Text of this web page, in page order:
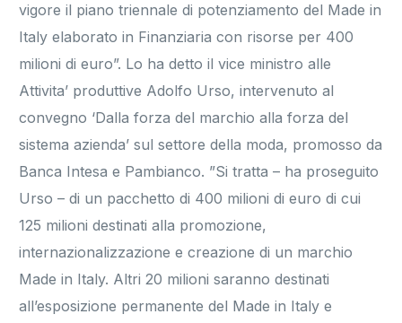
vigore il piano triennale di potenziamento del Made in
Italy elaborato in Finanziaria con risorse per 400
milioni di euro”. Lo ha detto il vice ministro alle
Attivita’ produttive Adolfo Urso, intervenuto al
convegno ‘Dalla forza del marchio alla forza del
sistema azienda’ sul settore della moda, promosso da
Banca Intesa e Pambianco. ”Si tratta – ha proseguito
Urso – di un pacchetto di 400 milioni di euro di cui
125 milioni destinati alla promozione,
internazionalizzazione e creazione di un marchio
Made in Italy. Altri 20 milioni saranno destinati
all’esposizione permanente del Made in Italy e